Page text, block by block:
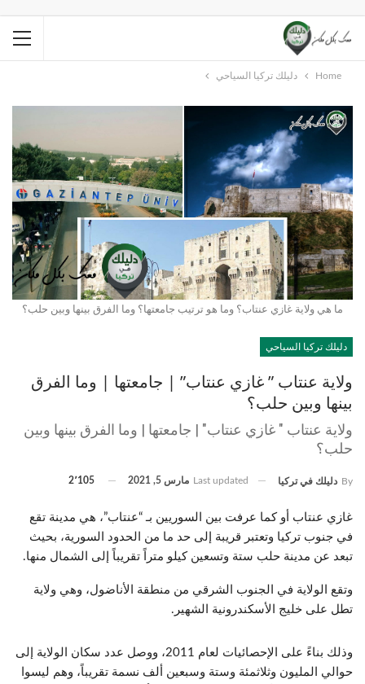
Home دليلك تركيا السياحي
ما هي ولاية غازي عنتاب؟ وما هو ترتيب جامعتها؟ وما الفرق بينها وبين حلب؟
دليلك تركيا السياحي
ولاية عنتاب ” غازي عنتاب” | جامعتها | وما الفرق
بينها وبين حلب؟
ولاية عنتاب " غازي عنتاب" | جامعتها | وما الفرق بينها وبين
حلب؟
By دليلك في تركيا Last updated مارس 5, 2021
غازي عنتاب أو كما عرفت بين السوريين بـ “عنتاب”، هي مدينة تقع
في جنوب تركيا وتعتبر قريبة إلى حد ما من الحدود السورية، بحيث
تبعد عن مدينة حلب ستة وتسعين كيلو متراً تقريباً إلى الشمال منها.
وتقع الولاية في الجنوب الشرقي من منطقة الأناضول، وهي ولاية
تطل على خليج الأسكندرونية الشهير.
وذلك بناءً على الإحصائيات لعام 2011، ووصل عدد سكان الولاية إلى
حوالي المليون وثلاثمئة وستة وسبعين ألف نسمة تقريباً، وهم ليسوا